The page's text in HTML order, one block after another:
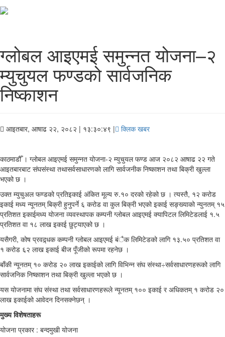
ग्लोबल आइएमई समुन्नत योजना–२
म्युचुयल फण्डको सार्वजनिक
निष्काशन
आइतबार, आषाढ २२, २०८२ | १३:३०:४९ | क्लिक खबर
काठमाडौँ । ग्लोबल आइएमई समुन्नत योजना-२ म्युचुयल फण्ड आज २०८२ आषाढ २२ गते
आइतबारबाट संघसंस्था तथासर्वसाधारणको लागि सार्वजनीक निष्काशन तथा बिक्री खुल्ला
भएको छ ।
उक्त म्युचुअल फण्डको प्रतिइकाई अंकित मूल्य रु.१० दरको रहेको छ । त्यस्तै, १२ करोड
इकाई मध्य न्यूनतम् बिक्री हुनुपर्ने ६ करोड वा कुल बिक्री भएको इकाई सङ्ख्याको न्युनतम् १५
प्रतिशत इकाईमध्य योजना व्यवस्थापक कम्पनी ग्लोबल आइएमई क्यापिटल लिमिटेडलाई १.५
प्रतिशत वा १८ लाख इकाई छुट्याएको छ ।
यसैगरी, कोष प्रवद्र्धक कम्पनी ग्लोबल आइएमई बंैक लिमिटेडको लागि १३.५० प्रतिशत वा
१ करोड ६२ लाख इकाई बीज पूँजीको रूपमा रहनेछ ।
बाँकी न्यूनतम् १० करोड २० लाख इकाईको लागि विभिन्न संघ संस्था÷सर्वसाधारणहरूको लागि
सार्वजनिक निष्काशन तथा बिक्री खुल्ला भएको छ ।
यस योजनामा संघ संस्था तथा सर्वसाधारणहरूले न्यूनतम् १०० इकाई र अधिकतम् १ करोड २०
लाख इकाईको आवेदन दिनसक्नेछन् ।
मुख्य विशेषताहरू
योजना प्रकार : बन्दमुखी योजना